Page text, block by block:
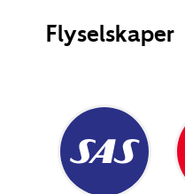
Flyselskaper